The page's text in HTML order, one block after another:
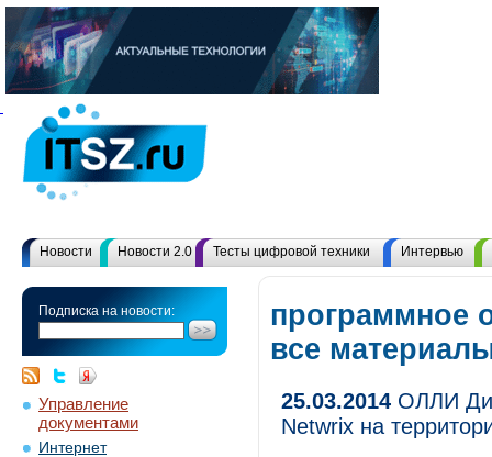
Новости Новости 2.0 Тесты цифровой техники Интервью
Подписка на новости:
Управление
документами
Интернет
программное
все
25.03.2014 ОЛЛИ
Netwrix на